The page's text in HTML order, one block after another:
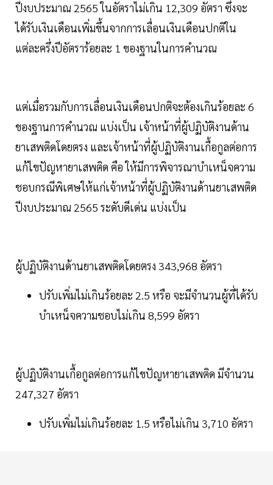
ปีงบประมาณ 2565 ในอัตราไม่เกิน 12,309 อัตรา ซึ่งจะ
ได้รับเงินเดือนเพิ่มขึ้นจากการเลื่อนเงินเดือนปกติใน
แต่ละครึ่งปีอัตราร้อยละ 1 ของฐานในการคำนวณ
แต่เมื่อรวมกับการเลื่อนเงินเดือนปกติจะต้องเกินร้อยละ 6
ของฐานการคำนวณ แบ่งเป็น เจ้าหน้าที่ผู้ปฏิบัติงานด้าน
ยาเสพติดโดยตรง และเจ้าหน้าที่ผู้ปฏิบัติงานเกื้อกูลต่อการ
แก้ไขปัญหายาเสพติด คือ ให้มีการพิจารณาบำเหน็จความ
ชอบกรณีพิเศษให้แก่เจ้าหน้าที่ผู้ปฏิบัติงานด้านยาเสพติด
ปีงบประมาณ 2565 ระดับดีเด่น แบ่งเป็น
ผู้ปฏิบัติงานด้านยาเสพติดโดยตรง 343,968 อัตรา
ปรับเพิ่มไม่เกินร้อยละ 2.5 หรือ จะมีจำนวนผู้ที่ได้รับ
บำเหน็จความชอบไม่เกิน 8,599 อัตรา
ผู้ปฏิบัติงานเกื้อกูลต่อการแก้ไขปัญหายาเสพติด มีจำนวน
247,327 อัตรา
ปรับเพิ่มไม่เกินร้อยละ 1.5 หรือไม่เกิน 3,710 อัตรา